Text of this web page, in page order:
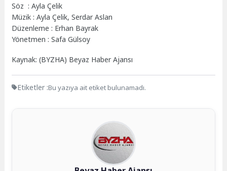
Söz : Ayla Çelik
Müzik : Ayla Çelik, Serdar Aslan
Düzenleme : Erhan Bayrak
Yönetmen : Safa Gülsoy
Kaynak: (BYZHA) Beyaz Haber Ajansı
Etiketler :Bu yazıya ait etiket bulunamadı.